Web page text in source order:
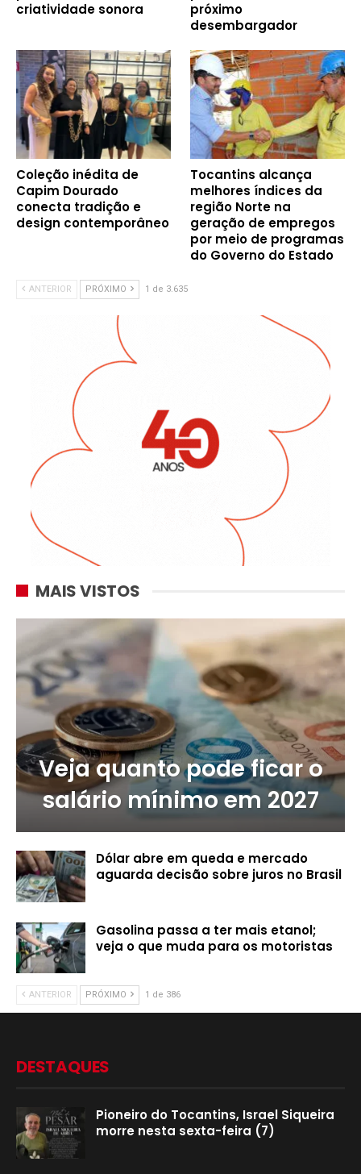
criatividade sonora
próximo
desembargador
Coleção inédita de
Capim Dourado
conecta tradição e
design contemporâneo
Tocantins alcança
melhores índices da
região Norte na
geração de empregos
por meio de programas
do Governo do Estado
ANTERIOR PRÓXIMO 1 de 3.635
MAIS VISTOS
Veja quanto pode ficar o
salário mínimo em 2027
Dólar abre em queda e mercado
aguarda decisão sobre juros no Brasil
Gasolina passa a ter mais etanol;
veja o que muda para os motoristas
ANTERIOR PRÓXIMO 1 de 386
DESTAQUES
Pioneiro do Tocantins, Israel Siqueira
morre nesta sexta-feira (7)